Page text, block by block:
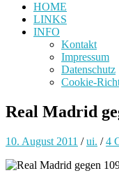
HOME
LINKS
INFO
Kontakt
Impressum
Datenschutz
Cookie-
Real Madrid
10. August 2011 /ui. /4